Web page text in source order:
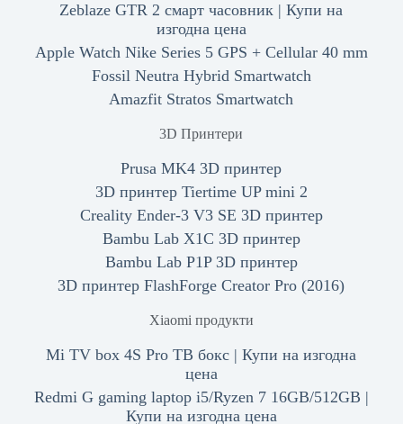
Zeblaze GTR 2 смарт часовник | Купи на
изгодна цена
Apple Watch Nike Series 5 GPS + Cellular 40 mm
Fossil Neutra Hybrid Smartwatch
Amazfit Stratos Smartwatch
3D Принтери
Prusa MK4 3D принтер
3D принтер Tiertime UP mini 2
Creality Ender-3 V3 SE 3D принтер
Bambu Lab X1C 3D принтер
Bambu Lab P1P 3D принтер
3D принтер FlashForge Creator Pro (2016)
Xiaomi продукти
Mi TV box 4S Pro ТВ бокс | Купи на изгодна
цена
Redmi G gaming laptop i5/Ryzen 7 16GB/512GB |
Купи на изгодна цена